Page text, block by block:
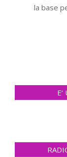
la base